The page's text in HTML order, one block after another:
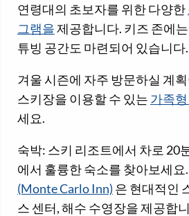
연령대의 초보자를 위한 다양한
그램을제공합니다. 키즈 존에
튜빙 공간도 마련되어 있습니다.
겨울 시즌에 자주 방문하실 계
스키장을 이용할 수 있는 가족
세요.
숙박: 스키 리조트에서 차로 20
에서 훌륭한 숙소를 찾아보세요.
(Monte Carlo Inn) 은 현대적인
스 센터, 해수 수영장을 제공합